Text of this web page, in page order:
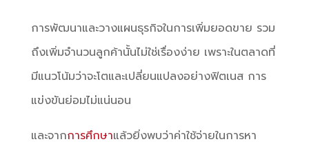
การพัฒนาและวางแผนธุรกิจในการเพิ่มยอดขาย รวม
ถึงเพิ่มจำนวนลูกค้านั้นไม่ใช่เรื่องง่าย เพราะในตลาดที่
มีแนวโน้มว่าจะโตและเปลี่ยนแปลงอย่างฟิตเนส การ
แข่งขันย่อมไม่แน่นอน
และจากการศึกษาแล้วยิ่งพบว่าค่าใช้จ่ายในการหา